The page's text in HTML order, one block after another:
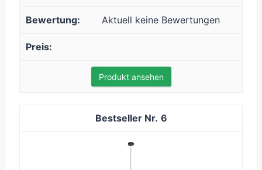
Aktuell keine Bewertungen
Produkt ansehen
6